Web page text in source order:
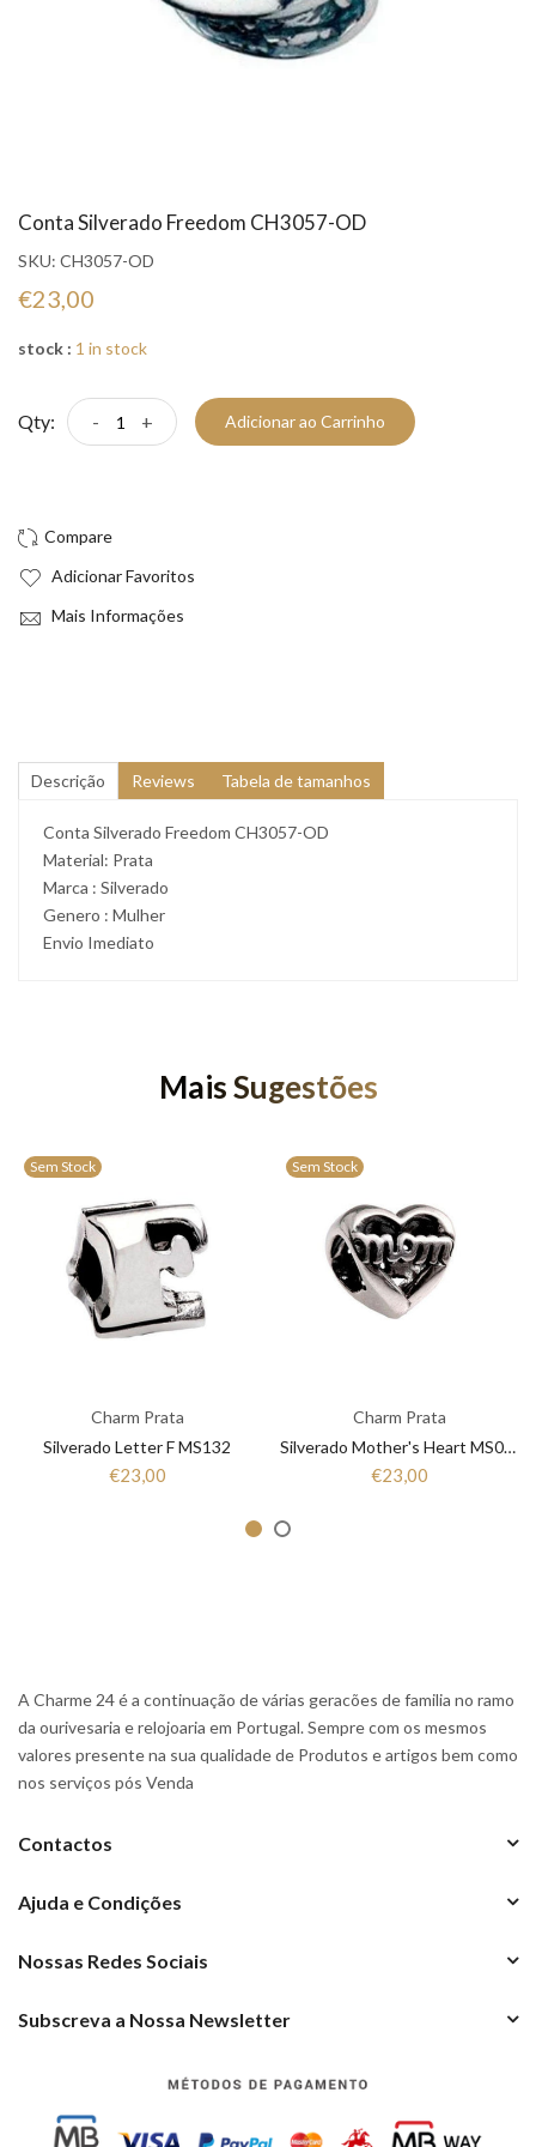
Conta Silverado Freedom CH3057-OD
SKU: CH3057-OD
€23,00
stock : 1 in stock
Qty: - + Adicionar ao Carrinho
Adicionar Favoritos
Mais Informações
Descrição Reviews Tabela de tamanhos
Conta Silverado Freedom CH3057-OD
Material: Prata
Marca : Silverado
Genero : Mulher
Envio Imediato
Mais Sugestões
Sem Stock
Charm Prata
Silverado Letter F MS132
€23,00
Sem Stock
Charm Prata
Silverado Mother's Heart MS064
€23,00
A Charme 24 é a continuação de várias geracões de familia no ramo
da ourivesaria e relojoaria em Portugal. Sempre com os mesmos
valores presente na sua qualidade de Produtos e artigos bem como
nos serviços pós Venda
Contactos
Ajuda e Condições
Nossas Redes Sociais
Subscreva a Nossa Newsletter